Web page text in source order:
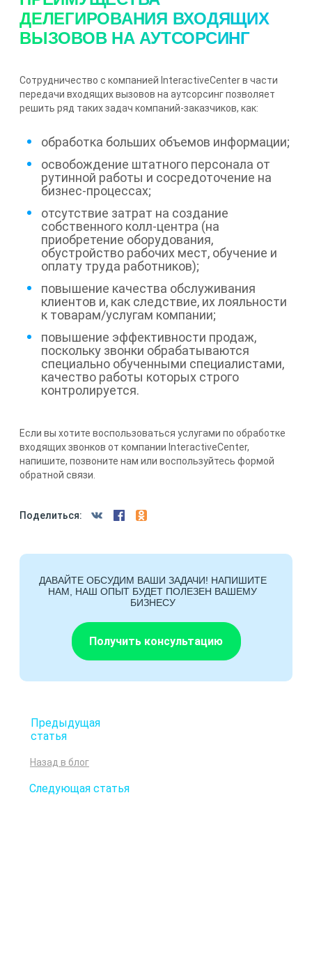
ДЕЛЕГИРОВАНИЯ ВХОДЯЩИХ
ВЫЗОВОВ НА АУТСОРСИНГ
Сотрудничество с компанией InteractiveCenter в части
передачи входящих вызовов на аутсорсинг позволяет
решить ряд таких задач компаний-заказчиков, как:
обработка больших объемов информации;
освобождение штатного персонала от
рутинной работы и сосредоточение на
бизнес-процессах;
отсутствие затрат на создание
собственного колл-центра (на
приобретение оборудования,
обустройство рабочих мест, обучение и
оплату труда работников);
повышение качества обслуживания
клиентов и, как следствие, их лояльности
к товарам/услугам компании;
повышение эффективности продаж,
поскольку звонки обрабатываются
специально обученными специалистами,
качество работы которых строго
контролируется.
Если вы хотите воспользоваться услугами по обработке
входящих звонков от компании InteractiveCenter,
напишите, позвоните нам или воспользуйтесь формой
обратной связи.
Поделиться:
ДАВАЙТЕ ОБСУДИМ ВАШИ ЗАДАЧИ! НАПИШИТЕ
НАМ, НАШ ОПЫТ БУДЕТ ПОЛЕЗЕН ВАШЕМУ
БИЗНЕСУ
Получить консультацию
Предыдущая
статья
Назад в блог
Следующая статья